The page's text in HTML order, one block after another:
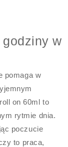
w
pomaga w
on 60ml to
rytmie dnia.
poczucie
to praca,